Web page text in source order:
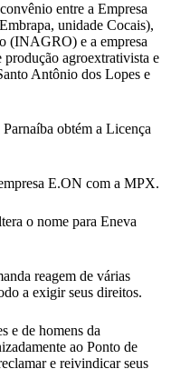
entre a Empresa
unidade Cocais),
(INAGRO) e a empresa
agroextrativista e
Antônio dos Lopes e
obtém a Licença
E.ON com a MPX.
o nome para Eneva
reagem de várias
a exigir seus direitos.
e de homens da
ao Ponto de
e reivindicar seus